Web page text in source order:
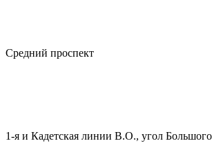
Средний проспект
1-я и Кадетская линии В.О., угол